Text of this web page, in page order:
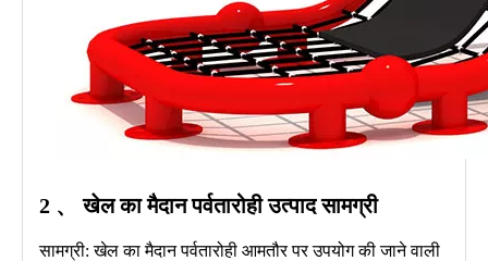
2 、खेल का मैदान पर्वतारोहीउत्पाद सामग्री
सामग्री: खेल का मैदान पर्वतारोही आमतौर पर उपयोग की जाने वाली